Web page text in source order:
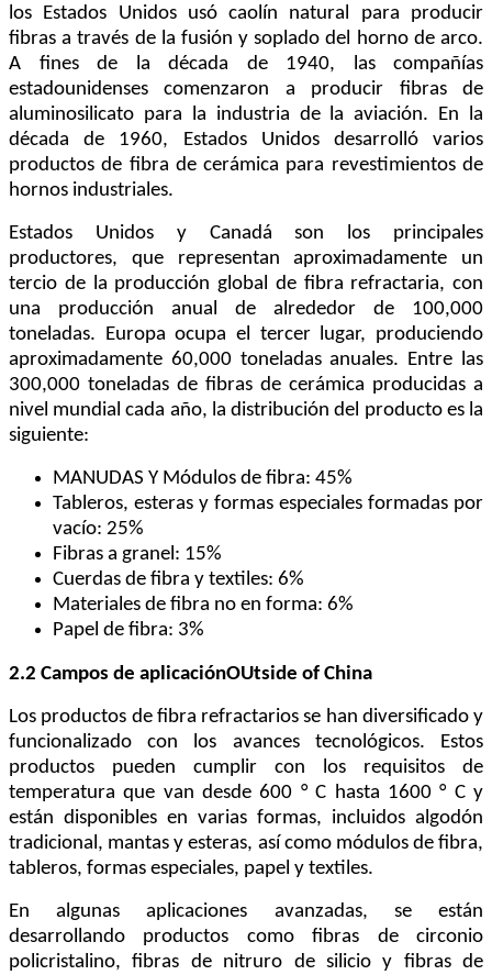
los Estados Unidos usó caolín natural para producir
fibras a través de la fusión y soplado del horno de arco.
A fines de la década de 1940, las compañías
estadounidenses comenzaron a producir fibras de
aluminosilicato para la industria de la aviación. En la
década de 1960, Estados Unidos desarrolló varios
productos de fibra de cerámica para revestimientos de
hornos industriales.
Estados Unidos y Canadá son los principales
productores, que representan aproximadamente un
tercio de la producción global de fibra refractaria, con
una producción anual de alrededor de 100,000
toneladas. Europa ocupa el tercer lugar, produciendo
aproximadamente 60,000 toneladas anuales. Entre las
300,000 toneladas de fibras de cerámica producidas a
nivel mundial cada año, la distribución del producto es la
siguiente:
MANUDAS Y Módulos de fibra: 45%
Tableros, esteras y formas especiales formadas por
vacío: 25%
Fibras a granel: 15%
Cuerdas de fibra y textiles: 6%
Materiales de fibra no en forma: 6%
Papel de fibra: 3%
2.2 Campos de aplicaciónOUtside of China
Los productos de fibra refractarios se han diversificado y
funcionalizado con los avances tecnológicos. Estos
productos pueden cumplir con los requisitos de
temperatura que van desde 600 ° C hasta 1600 ° C y
están disponibles en varias formas, incluidos algodón
tradicional, mantas y esteras, así como módulos de fibra,
tableros, formas especiales, papel y textiles.
En algunas aplicaciones avanzadas, se están
desarrollando productos como fibras de circonio
policristalino, fibras de nitruro de silicio y fibras de